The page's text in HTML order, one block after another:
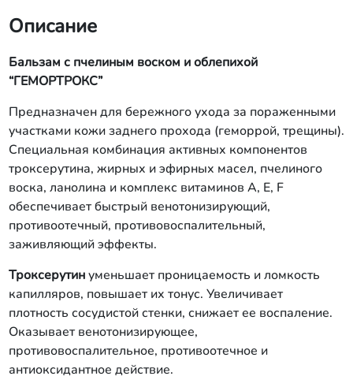
Описание
Бальзам с пчелиным воском и облепихой
“ГЕМОРТРОКС”
Предназначен для бережного ухода за пораженными
участками кожи заднего прохода (геморрой, трещины).
Специальная комбинация активных компонентов
троксерутина, жирных и эфирных масел, пчелиного
воска, ланолина и комплекс витаминов А, Е, F
обеспечивает быстрый венотонизирующий,
противоотечный, противовоспалительный,
заживляющий эффекты.
Троксерутинуменьшает проницаемость и ломкость
капилляров, повышает их тонус. Увеличивает
плотность сосудистой стенки, снижает ее воспаление.
Оказывает венотонизирующее,
противовоспалительное, противоотечное и
антиоксидантное действие.